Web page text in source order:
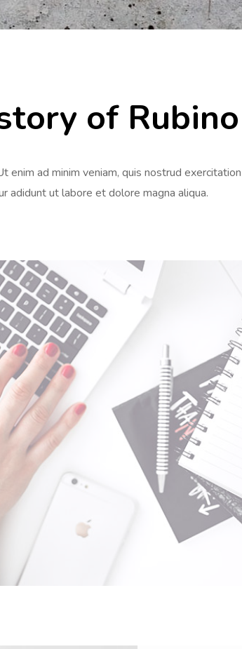
of Rubino
enim ad minim veniam, quis nostrud exercitation
adidunt ut labore et dolore magna aliqua.
1920
ILSUPM H. RACKHAM
omnis iste natus error sit voluptatem accusantium
totam rem aperiam, eaque ipsa quae ab illo
architecto beatae vitae dicta sunt explicabo. Nemo
quia voluptas sit aspernat ur aut odit aut fugit, sed
dolores eos qui ratione voluptatem sequi nesciunt.